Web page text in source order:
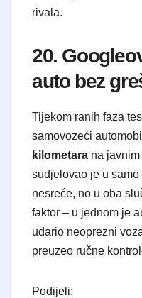
rivala.
20.
auto bez
Tijekom ranih faza
samovozeći
kilometara na
sudjelovao je u
nesreće, no u oba
faktor – u jednom je
udario neoprezni
preuzeo ručne
Podijeli: